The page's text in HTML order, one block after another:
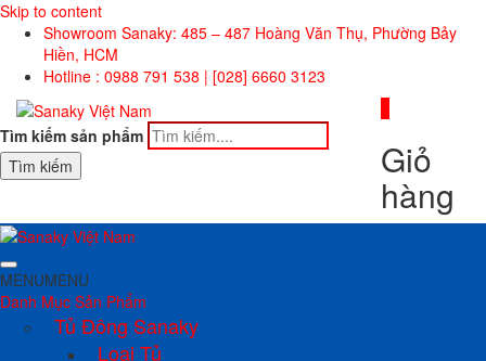
Skip to content
Showroom Sanaky: 485 – 487 Hoàng Văn Thụ, Phường Bảy
Hiền, HCM
Hotline : 0988 791 538 | [028] 6660 3123
Giỏ
hàng
Tìm kiếm sản phẩm
Tìm kiếm
MENUMENU
Danh Mục Sản Phẩm
Tủ Đông Sanaky
Loại Tủ